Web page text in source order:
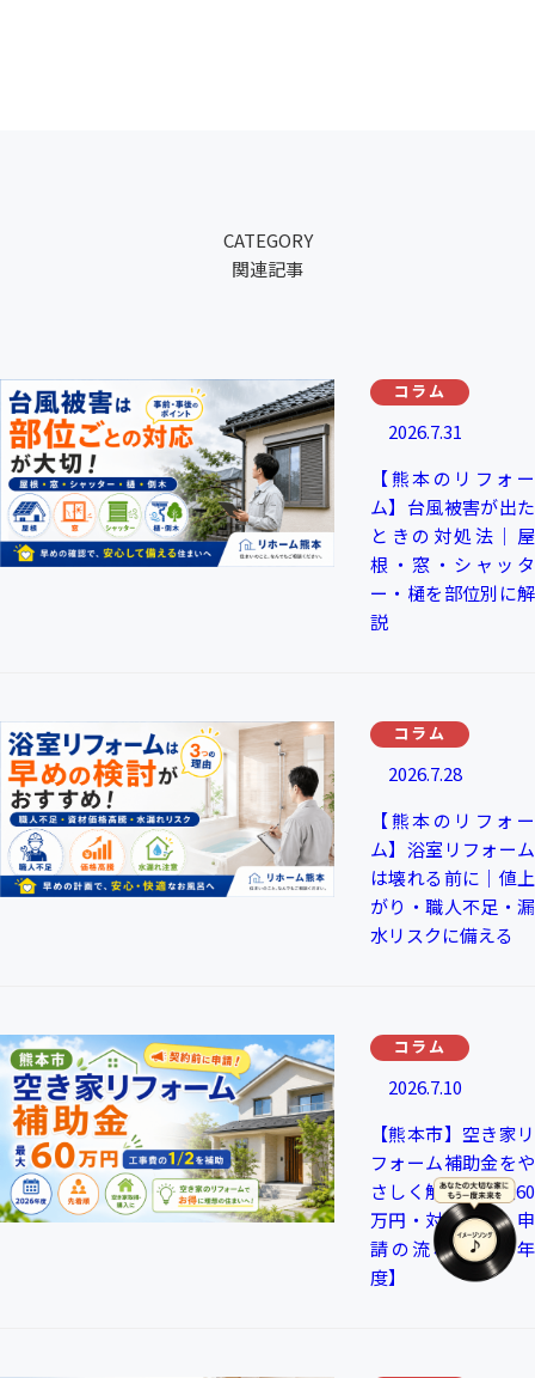
CATEGORY
関連記事
コラム
2026.7.31
【熊本のリフォー
ム】台風被害が出た
ときの対処法｜屋
根・窓・シャッタ
ー・樋を部位別に解
説
コラム
2026.7.28
【熊本のリフォー
ム】浴室リフォーム
は壊れる前に｜値上
がり・職人不足・漏
水リスクに備える
コラム
2026.7.10
【熊本市】空き家リ
フォーム補助金をや
さしく解説｜最大60
万円・対象条件・申
請の流れ【2026年
度】